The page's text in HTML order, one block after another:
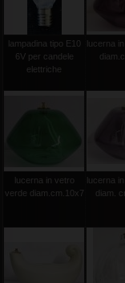
lampadina tipo E10
6V per candele
elettriche
lucerna
lucerna in vetro
verde diam.cm.10x7
lucerna
diam.